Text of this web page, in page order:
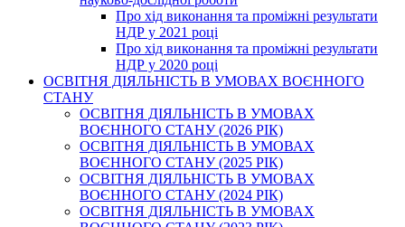
Про хід виконання та проміжні результати
НДР у 2021 році
Про хід виконання та проміжні результати
НДР у 2020 році
ОСВІТНЯ ДІЯЛЬНІСТЬ В УМОВАХ ВОЄННОГО
СТАНУ
ОСВІТНЯ ДІЯЛЬНІСТЬ В УМОВАХ
ВОЄННОГО СТАНУ (2026 РІК)
ОСВІТНЯ ДІЯЛЬНІСТЬ В УМОВАХ
ВОЄННОГО СТАНУ (2025 РІК)
ОСВІТНЯ ДІЯЛЬНІСТЬ В УМОВАХ
ВОЄННОГО СТАНУ (2024 РІК)
ОСВІТНЯ ДІЯЛЬНІСТЬ В УМОВАХ